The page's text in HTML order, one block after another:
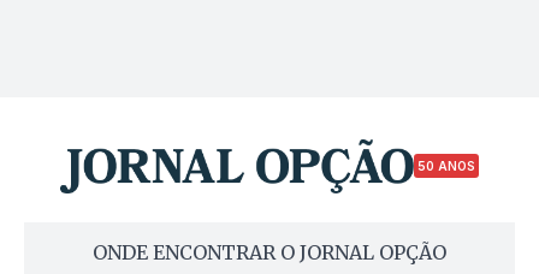
50 ANOS
ONDE ENCONTRAR O JORNAL OPÇÃO